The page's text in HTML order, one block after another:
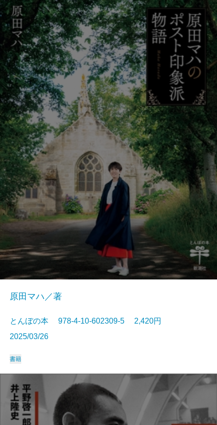
原田マハ／著
とんぼの本 978-4-10-602309-5 2,420円
2025/03/26
書籍